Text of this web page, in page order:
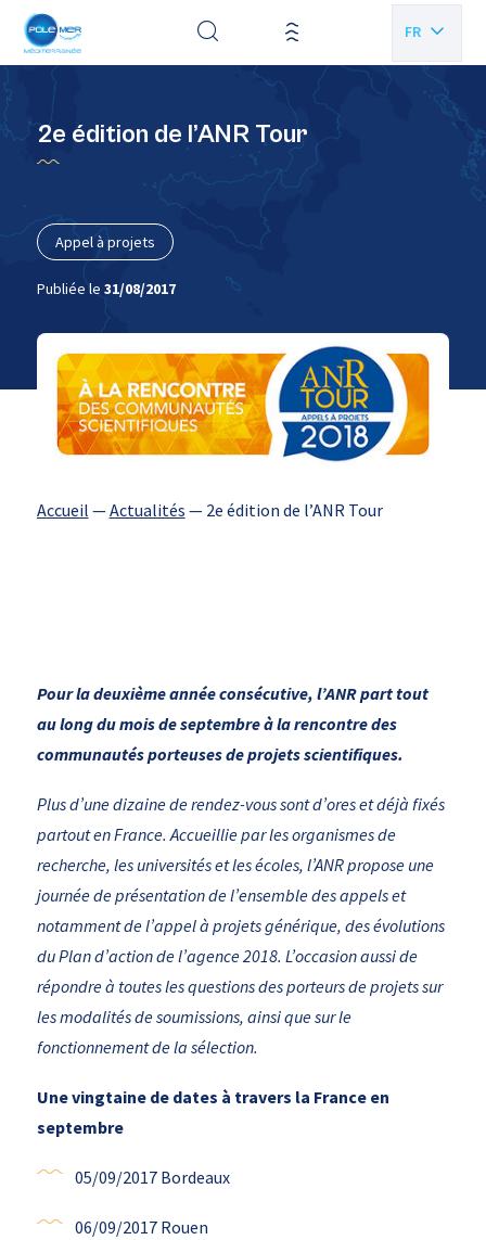
FR
2e édition de l’ANR Tour
Appel à projets
Publiée le 31/08/2017
Accueil —Actualités — 2e édition de l’ANR Tour
Pour la deuxième année consécutive, l’ANR part tout
au long du mois de septembre à la rencontre des
communautés porteuses de projets scientifiques.
Plus d’une dizaine de rendez-vous sont d’ores et déjà fixés
partout en France. Accueillie par les organismes de
recherche, les universités et les écoles, l’ANR propose une
journée de présentation de l’ensemble des appels et
notamment de l’appel à projets générique, des évolutions
du Plan d’action de l’agence 2018. L’occasion aussi de
répondre à toutes les questions des porteurs de projets sur
les modalités de soumissions, ainsi que sur le
fonctionnement de la sélection.
Une vingtaine de dates à travers la France en
septembre
05/09/2017 Bordeaux
06/09/2017 Rouen
Panneau de gestion des cookies